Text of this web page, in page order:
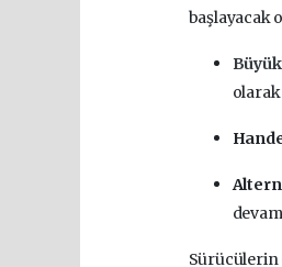
başlayacak
Sürücülerin